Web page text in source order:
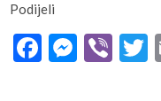
Podijeli
Facebook